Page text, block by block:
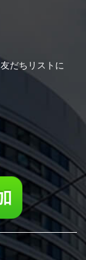
友だちリストに